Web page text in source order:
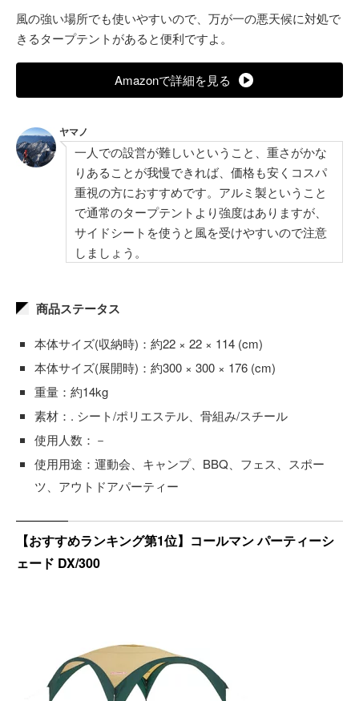
風の強い場所でも使いやすいので、万が一の悪天候に対処で
きるタープテントがあると便利ですよ。
Amazonで詳細を見る
ヤマノ
一人での設営が難しいということ、重さがかな
りあることが我慢できれば、価格も安くコスパ
重視の方におすすめです。アルミ製ということ
で通常のタープテントより強度はありますが、
サイドシートを使うと風を受けやすいので注意
しましょう。
商品ステータス
本体サイズ(収納時)：約22 × 22 × 114 (cm)
本体サイズ(展開時)：約300 × 300 × 176 (cm)
重量：約14kg
素材：. シート/ポリエステル、骨組み/スチール
使用人数：－
使用用途：運動会、キャンプ、BBQ、フェス、スポー
ツ、アウトドアパーティー
【おすすめランキング第1位】コールマン パーティーシ
ェード DX/300